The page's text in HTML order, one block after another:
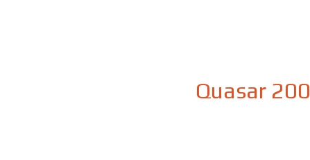
Quasar 200